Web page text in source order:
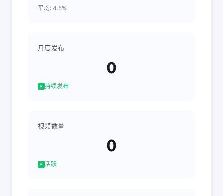
平均: 4.5%
月度发布
0
持续发布
视频数量
0
活跃